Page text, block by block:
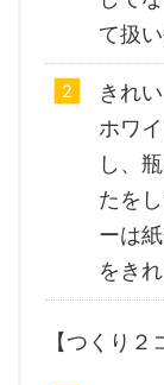
て扱
きれ
ホワ
し、
たを
ーは
をき
【つくり２